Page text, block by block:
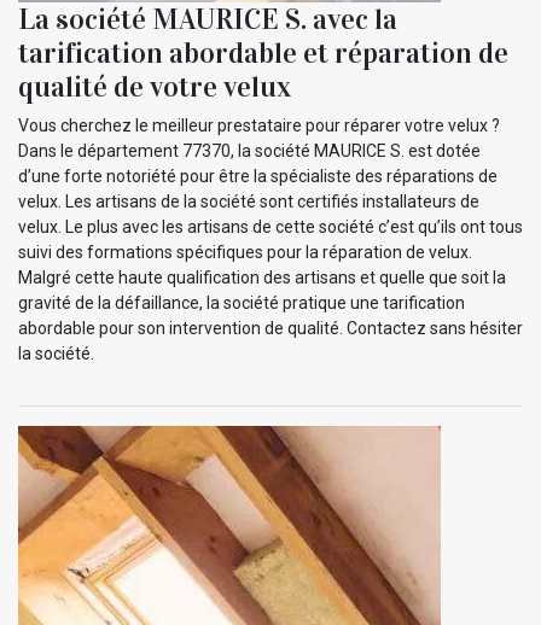
La société MAURICE S. avec la
tarification abordable et réparation de
qualité de votre velux
Vous cherchez le meilleur prestataire pour réparer votre velux ?
Dans le département 77370, la société MAURICE S. est dotée
d’une forte notoriété pour être la spécialiste des réparations de
velux. Les artisans de la société sont certifiés installateurs de
velux. Le plus avec les artisans de cette société c’est qu’ils ont tous
suivi des formations spécifiques pour la réparation de velux.
Malgré cette haute qualification des artisans et quelle que soit la
gravité de la défaillance, la société pratique une tarification
abordable pour son intervention de qualité. Contactez sans hésiter
la société.